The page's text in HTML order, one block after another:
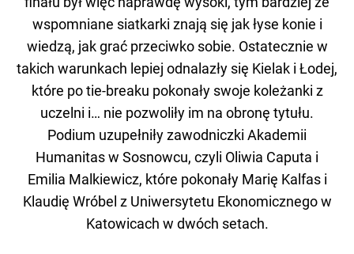
wspomniane siatkarki znają się jak łyse konie i
wiedzą, jak grać przeciwko sobie. Ostatecznie w
takich warunkach lepiej odnalazły się Kielak i Łodej,
które po tie-breaku pokonały swoje koleżanki z
uczelni i… nie pozwoliły im na obronę tytułu.
Podium uzupełniły zawodniczki Akademii
Humanitas w Sosnowcu, czyli Oliwia Caputa i
Emilia Malkiewicz, które pokonały Marię Kalfas i
Klaudię Wróbel z Uniwersytetu Ekonomicznego w
Katowicach w dwóch setach.